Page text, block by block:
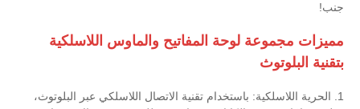
جنب!
مميزات مجموعة لوحة المفاتيح والماوس اللاسلكية
بتقنية البلوتوث
1. الحرية اللاسلكية: باستخدام تقنية الاتصال اللاسلكي عبر البلوتوث،